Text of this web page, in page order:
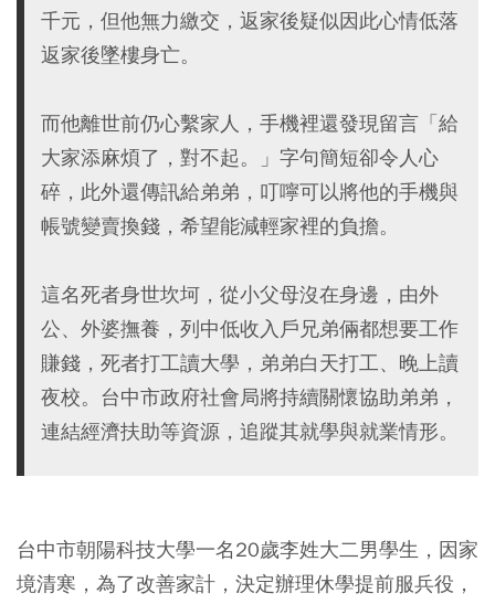
千元，但他無力繳交，返家後疑似因此心情低落
返家後墜樓身亡。
而他離世前仍心繫家人，手機裡還發現留言「給
大家添麻煩了，對不起。」字句簡短卻令人心
碎，此外還傳訊給弟弟，叮嚀可以將他的手機與
帳號變賣換錢，希望能減輕家裡的負擔。
這名死者身世坎坷，從小父母沒在身邊，由外
公、外婆撫養，列中低收入戶兄弟倆都想要工作
賺錢，死者打工讀大學，弟弟白天打工、晚上讀
夜校。台中市政府社會局將持續關懷協助弟弟，
連結經濟扶助等資源，追蹤其就學與就業情形。
台中市朝陽科技大學一名20歲李姓大二男學生，因家
境清寒，為了改善家計，決定辦理休學提前服兵役，